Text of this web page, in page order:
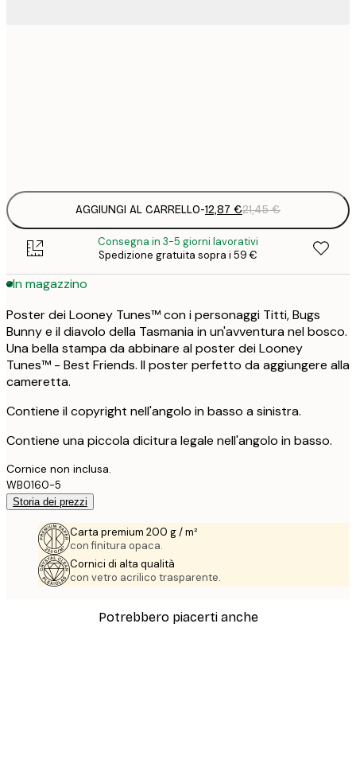
AGGIUNGI AL CARRELLO-12,87 €21,45 €
Consegna in 3-5 giorni lavorativi
Spedizione gratuita sopra i 59 €
In magazzino
Poster dei Looney Tunes™ con i personaggi Titti, Bugs
Bunny e il diavolo della Tasmania in un'avventura nel bosco.
Una bella stampa da abbinare al poster dei Looney
Tunes™ - Best Friends. Il poster perfetto da aggiungere alla
cameretta.
Contiene il copyright nell'angolo in basso a sinistra.
Contiene una piccola dicitura legale nell'angolo in basso.
Cornice non inclusa.
WB0160-5
Storia dei prezzi
Carta premium 200 g / m²
con finitura opaca.
Cornici di alta qualità
con vetro acrilico trasparente.
Potrebbero piacerti anche